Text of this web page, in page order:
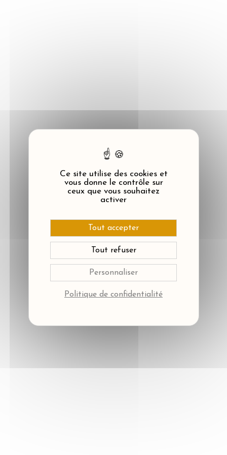
Ce site utilise des cookies et
vous donne le contrôle sur
ceux que vous souhaitez
activer
Tout accepter
Tout refuser
Personnaliser
Politique de confidentialité